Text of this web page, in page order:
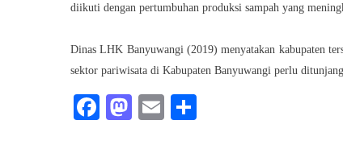
diikuti dengan pertumbuhan produksi sampah yang
Dinas LHK Banyuwangi (2019) menyatakan kabupaten
sektor pariwisata di Kabupaten Banyuwangi perlu
Facebook
Mastodon
Email